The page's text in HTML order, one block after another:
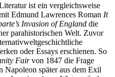
ist ein vergleichsweise
Edmund Lawrences Roman It
Invasion of England die
parahistorischen Welt. Zuvor
oder Essays erschienen. So
Fairvon 1847 die Frage
Napoleon später aus dem Exil